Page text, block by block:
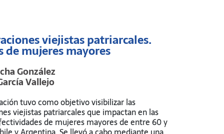
viejistas patriarcales.
de mujeres mayores
González
Vallejo
tuvo como objetivo visibilizar las
viejistas patriarcales que impactan en las
de mujeres mayores de entre 60 y